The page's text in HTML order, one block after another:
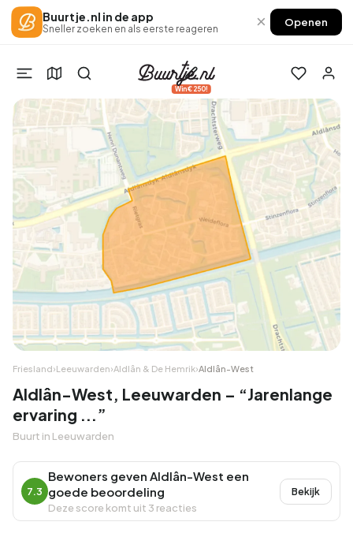
Buurtje.nl in de app
Sneller zoeken en als eerste reageren × Openen
Win €250!
Friesland›Leeuwarden›Aldlân & De Hemrik›Aldlân-West
Aldlân-West, Leeuwarden – “Jarenlange
ervaring ...”
Buurt in Leeuwarden
7.3
Bewoners geven Aldlân-West een
goede beoordeling
Deze score komt uit 3 reacties
Bekijk